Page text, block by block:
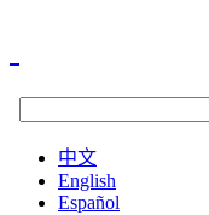
中文
English
Español